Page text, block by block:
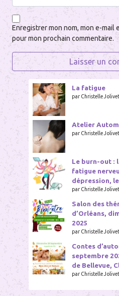
Enregistrer mon nom, mon e-mail
pour mon prochain commentaire.
La fatigue
par Christelle Jolivet
Atelier
par Christelle Jolivet
Le burn-out :
fatigue
dépression,
par Christelle Jolivet
Salon des
d’Orléans,
2025
par Christelle Jolivet
Contes
septembre
de Bellevue,
par Christelle Jolivet